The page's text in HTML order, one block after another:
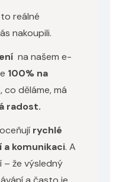
reálné
nakoupili.
na našem e-
100% na
co děláme, má
radost.
rychlé
a komunikaci. A
– že výsledný